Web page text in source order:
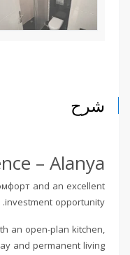
شرح
– Alanya
and an excellent
investment opportunity.
an open-plan kitchen,
and permanent living.